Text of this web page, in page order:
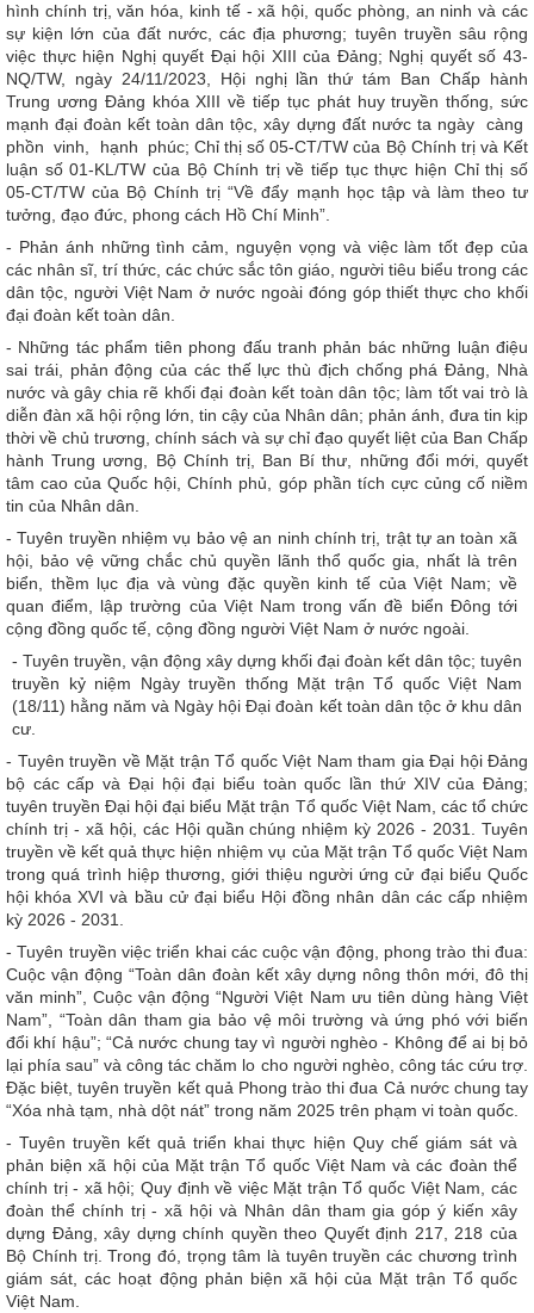
hình chính trị, văn hóa, kinh tế - xã hội, quốc phòng, an ninh và các
sự kiện lớn của đất nước, các địa phương; tuyên truyền sâu rộng
việc thực hiện Nghị quyết Ðại hội XIII của Ðảng; Nghị quyết số 43-
NQ/TW, ngày 24/11/2023, Hội nghị lần thứ tám Ban Chấp hành
Trung ương Đảng khóa XIII về tiếp tục phát huy truyền thống, sức
mạnh đại đoàn kết toàn dân tộc, xây dựng đất nước ta ngày càng
phồn vinh, hạnh phúc; Chỉ thị số 05-CT/TW của Bộ Chính trị và Kết
luận số 01-KL/TW của Bộ Chính trị về tiếp tục thực hiện Chỉ thị số
05-CT/TW của Bộ Chính trị “Về đẩy mạnh học tập và làm theo tư
tưởng, đạo đức, phong cách Hồ Chí Minh”.
- Phản ánh những tình cảm, nguyện vọng và việc làm tốt đẹp của
các nhân sĩ, trí thức, các chức sắc tôn giáo, người tiêu biểu trong các
dân tộc, người Việt Nam ở nước ngoài đóng góp thiết thực cho khối
đại đoàn kết toàn dân.
- Những tác phẩm tiên phong đấu tranh phản bác những luận điệu
sai trái, phản động của các thế lực thù địch chống phá Đảng, Nhà
nước và gây chia rẽ khối đại đoàn kết toàn dân tộc; làm tốt vai trò là
diễn đàn xã hội rộng lớn, tin cậy của Nhân dân; phản ánh, đưa tin kịp
thời về chủ trương, chính sách và sự chỉ đạo quyết liệt của Ban Chấp
hành Trung ương, Bộ Chính trị, Ban Bí thư, những đổi mới, quyết
tâm cao của Quốc hội, Chính phủ, góp phần tích cực củng cố niềm
tin của Nhân dân.
- Tuyên truyền nhiệm vụ bảo vệ an ninh chính trị, trật tự an toàn xã
hội, bảo vệ vững chắc chủ quyền lãnh thổ quốc gia, nhất là trên
biển, thềm lục địa và vùng đặc quyền kinh tế của Việt Nam; về
quan điểm, lập trường của Việt Nam trong vấn đề biển Đông tới
cộng đồng quốc tế, cộng đồng người Việt Nam ở nước ngoài.
- Tuyên truyền, vận động xây dựng khối đại đoàn kết dân tộc; tuyên
truyền kỷ niệm Ngày truyền thống Mặt trận Tổ quốc Việt Nam
(18/11) hằng năm và Ngày hội Đại đoàn kết toàn dân tộc ở khu dân
cư.
- Tuyên truyền về Mặt trận Tổ quốc Việt Nam tham gia Đại hội Đảng
bộ các cấp và Đại hội đại biểu toàn quốc lần thứ XIV của Đảng;
tuyên truyền Đại hội đại biểu Mặt trận Tổ quốc Việt Nam, các tổ chức
chính trị - xã hội, các Hội quần chúng nhiệm kỳ 2026 - 2031. Tuyên
truyền về kết quả thực hiện nhiệm vụ của Mặt trận Tổ quốc Việt Nam
trong quá trình hiệp thương, giới thiệu người ứng cử đại biểu Quốc
hội khóa XVI và bầu cử đại biểu Hội đồng nhân dân các cấp nhiệm
kỳ 2026 - 2031.
- Tuyên truyền việc triển khai các cuộc vận động, phong trào thi đua:
Cuộc vận động “Toàn dân đoàn kết xây dựng nông thôn mới, đô thị
văn minh”, Cuộc vận động “Người Việt Nam ưu tiên dùng hàng Việt
Nam”, “Toàn dân tham gia bảo vệ môi trường và ứng phó với biến
đổi khí hậu”; “Cả nước chung tay vì người nghèo - Không để ai bị bỏ
lại phía sau” và công tác chăm lo cho người nghèo, công tác cứu trợ.
Đặc biệt, tuyên truyền kết quả Phong trào thi đua Cả nước chung tay
“Xóa nhà tạm, nhà dột nát” trong năm 2025 trên phạm vi toàn quốc.
- Tuyên truyền kết quả triển khai thực hiện Quy chế giám sát và
phản biện xã hội của Mặt trận Tổ quốc Việt Nam và các đoàn thể
chính trị - xã hội; Quy định về việc Mặt trận Tổ quốc Việt Nam, các
đoàn thể chính trị - xã hội và Nhân dân tham gia góp ý kiến xây
dựng Đảng, xây dựng chính quyền theo Quyết định 217, 218 của
Bộ Chính trị. Trong đó, trọng tâm là tuyên truyền các chương trình
giám sát, các hoạt động phản biện xã hội của Mặt trận Tổ quốc
Việt Nam.